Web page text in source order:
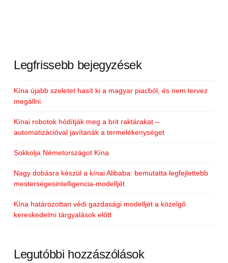
Legfrissebb bejegyzések
Kína újabb szeletet hasít ki a magyar piacból, és nem tervez
megállni
Kínai robotok hódítják meg a brit raktárakat –
automatizációval javítanák a termelékenységet
Sokkolja Németországot Kína
Nagy dobásra készül a kínai Alibaba: bemutatta legfejlettebb
mesterségesintelligencia-modelljét
Kína határozottan védi gazdasági modelljét a közelgő
kereskedelmi tárgyalások előtt
Legutóbbi hozzászólások